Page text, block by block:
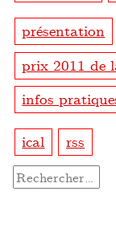
présentation
prix 2011 de
infos
ical rss
Rechercher :